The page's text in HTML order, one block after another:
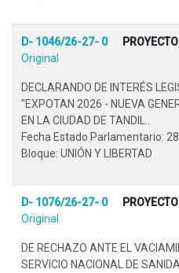
D- 1046/26-27- 0
Original
DECLARANDO DE INTERÉS
"EXPOTAN 2026 - NUEVA
EN LA CIUDAD DE TANDIL..
Fecha Estado Parlamentario:
Bloque: UNIÓN Y LIBERTAD
D- 1076/26-27- 0
Original
DE RECHAZO ANTE EL
SERVICIO NACIONAL DE